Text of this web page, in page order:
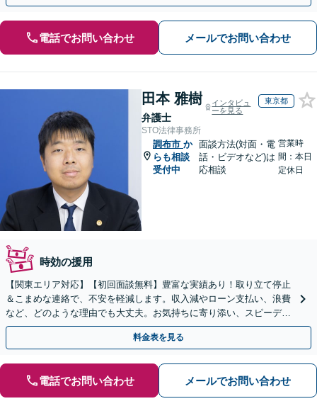
電話でお問い合わせ メールでお問い合わせ
田本 雅樹
弁護士
インタビュ
ーを見る
東京都
STO法律事務所
調布市 か
らも相談
受付中
面談方法(対面・電
話・ビデオなど)は
応相談
営業時
間：本日
定休日
時効の援用
【関東エリア対応】【初回面談無料】豊富な実績あり！取り立て停止
＆こまめな連絡で、不安を軽減します。収入減やローン支払い、浪費
など、どのような理由でも大丈夫。お気持ちに寄り添い、スピーディ
ーな解決を目指します【法テラス利用＆休日・夜間面談可】
料金表を見る
電話でお問い合わせ メールでお問い合わせ